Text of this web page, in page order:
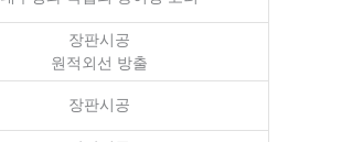
장판시공
원적외선 방출
장판시공